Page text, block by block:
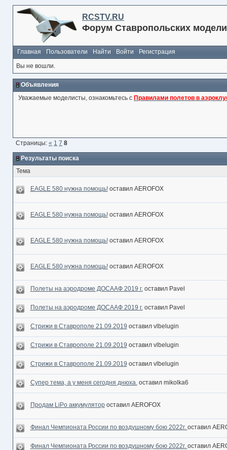
RCSTV.RU
Форум Ставропольских
Главная Пользователи Найти Войти
Регистрация
Вы не вошли.
Объявления
Уважаемые моделисты, ознакомьтесь с Правилами полетов в
Страницы:« 1 7 8
Результаты поиска
Тема
EAGLE 580 нужна помощь! оставил AEROFOX
EAGLE 580 нужна помощь! оставил AEROFOX
EAGLE 580 нужна помощь! оставил AEROFOX
EAGLE 580 нужна помощь! оставил AEROFOX
Полеты на аэродроме ДОСААФ 2019 г. оставил Pavel
Полеты на аэродроме ДОСААФ 2019 г. оставил Pavel
Стрижи в Ставрополе 21.09.2019 оставил vlbelugin
Стрижи в Ставрополе 21.09.2019 оставил vlbelugin
Стрижи в Ставрополе 21.09.2019 оставил vlbelugin
Супер тема, а у меня сегодня днюха. оставил mikolka6
Продам LiPo аккумулятор оставил AEROFOX
Финал Чемпионата России по воздушному бою 2022г. оставил
Финал Чемпионата России по воздушному бою 2022г. оставил